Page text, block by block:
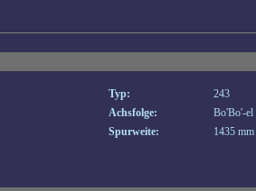
Typ:
243
Achsfolge:
Bo'Bo'-el
Spurweite: 1435 mm